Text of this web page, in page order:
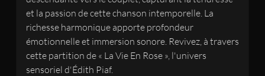
et la passion de cette chanson intemporelle. La
richesse harmonique apporte profondeur
émotionnelle et immersion sonore. Revivez, à travers
cette partition de « La Vie En Rose », l'univers
sensoriel d'Édith Piaf.